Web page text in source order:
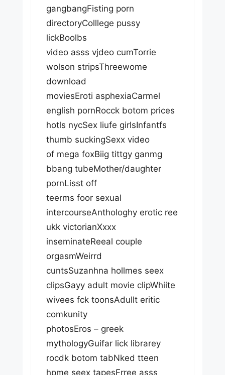
gangbangFisting porn
directoryColllege pussy
lickBoolbs
video asss vjdeo cumTorrie
wolson stripsThreewome
download
moviesEroti asphexiaCarmel
english pornRocck botom prices
hotls nycSex liufe girlsInfantfs
thumb suckingSexx video
of mega foxBiig tittgy ganmg
bbang tubeMother/daughter
pornLisst off
teerms foor sexual
intercourseAnthologhy erotic ree
ukk victorianXxxx
inseminateReeal couple
orgasmWeirrd
cuntsSuzanhna hollmes seex
clipsGayy adult movie clipWhiite
wivees fck toonsAdullt eritic
comkunity
photosEros – greek
mythologyGuifar lick librarey
rocdk botom tabNked tteen
hpme seex tapesFrree asss